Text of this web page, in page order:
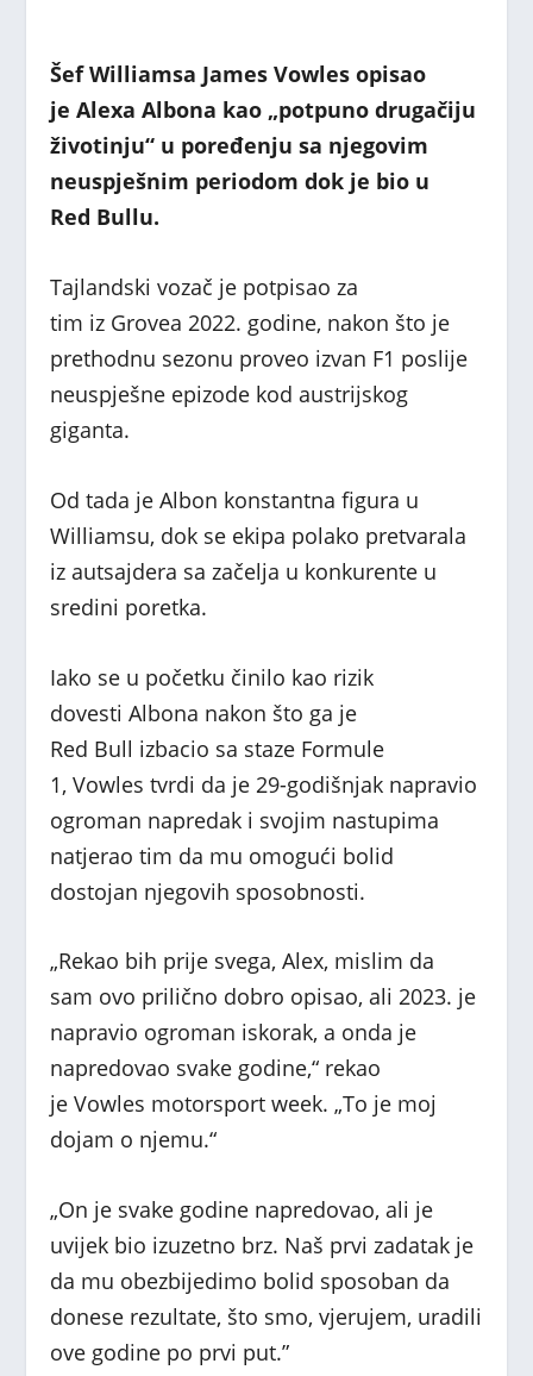
Šef Williamsa James Vowles opisao
je Alexa Albona kao „potpuno drugačiju
životinju“ u poređenju sa njegovim
neuspješnim periodom dok je bio u
Red Bullu.
Tajlandski vozač je potpisao za
tim iz Grovea 2022. godine, nakon što je
prethodnu sezonu proveo izvan F1 poslije
neuspješne epizode kod austrijskog
giganta.
Od tada je Albon konstantna figura u
Williamsu, dok se ekipa polako pretvarala
iz autsajdera sa začelja u konkurente u
sredini poretka.
Iako se u početku činilo kao rizik
dovesti Albona nakon što ga je
Red Bull izbacio sa staze Formule
1, Vowles tvrdi da je 29-godišnjak napravio
ogroman napredak i svojim nastupima
natjerao tim da mu omogući bolid
dostojan njegovih sposobnosti.
„Rekao bih prije svega, Alex, mislim da
sam ovo prilično dobro opisao, ali 2023. je
napravio ogroman iskorak, a onda je
napredovao svake godine,“ rekao
je Vowles motorsport week. „To je moj
dojam o njemu.“
„On je svake godine napredovao, ali je
uvijek bio izuzetno brz. Naš prvi zadatak je
da mu obezbijedimo bolid sposoban da
donese rezultate, što smo, vjerujem, uradili
ove godine po prvi put.”